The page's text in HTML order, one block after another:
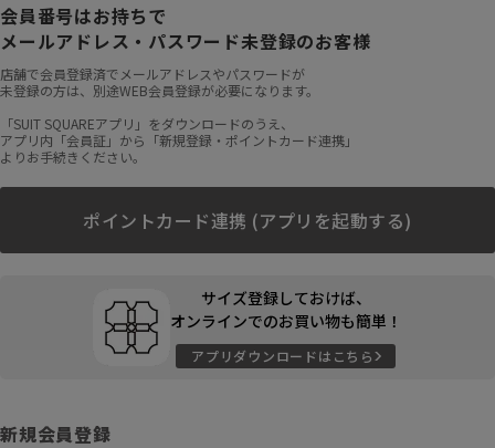
会員番号はお持ちで
メールアドレス・パスワード未登録のお客様
店舗で会員登録済でメールアドレスやパスワードが
未登録の方は、別途WEB会員登録が必要になります。
「SUIT SQUAREアプリ」をダウンロードのうえ、
アプリ内「会員証」から「新規登録・ポイントカード連携」
よりお手続きください。
ポイントカード連携 (アプリを起動する)
サイズ登録しておけば、
オンラインでのお買い物も簡単！
アプリダウンロードはこちら
新規会員登録